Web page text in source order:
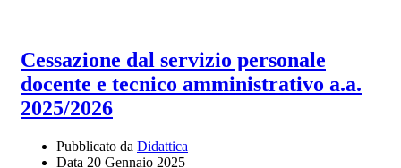
TRIENNIO
2025-
2028
–
Cessazione dal servizio personale
docente e tecnico amministrativo a.a.
2025/2026
Pubblicato da Didattica
Data 20 Gennaio 2025